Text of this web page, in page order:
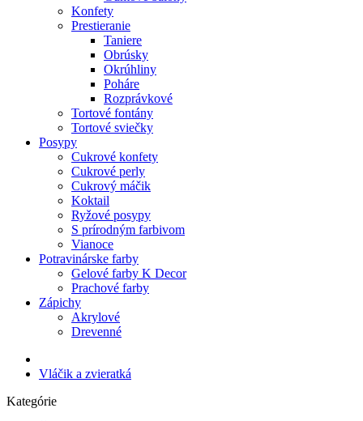
Konfety
Prestieranie
Taniere
Obrúsky
Okrúhliny
Poháre
Rozprávkové
Tortové fontány
Tortové sviečky
Posypy
Cukrové konfety
Cukrové perly
Cukrový máčik
Koktail
Ryžové posypy
S prírodným farbivom
Vianoce
Potravinárske farby
Gelové farby K Decor
Prachové farby
Zápichy
Akrylové
Drevenné
Vláčik a zvieratká
Kategórie